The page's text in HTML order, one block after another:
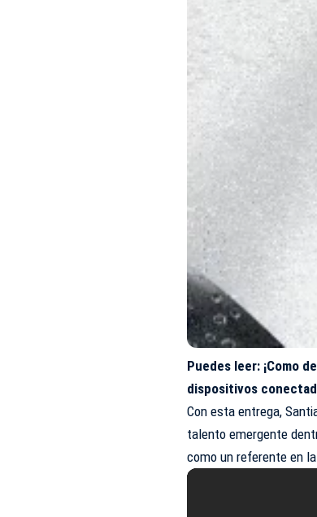
Puedes leer: ¡Como
dispositivos
Con esta entrega,
talento emergente
como un referente en